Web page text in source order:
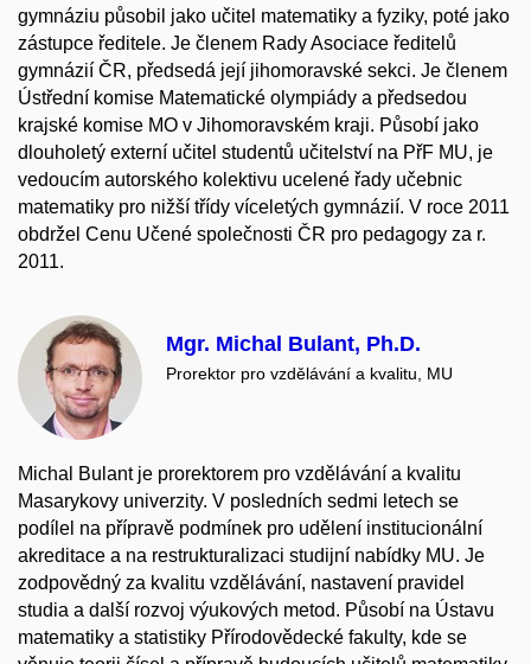
gymnáziu působil jako učitel matematiky a fyziky, poté jako
zástupce ředitele. Je členem Rady Asociace ředitelů
gymnázií ČR, předsedá její jihomoravské sekci. Je členem
Ústřední komise Matematické olympiády a předsedou
krajské komise MO v Jihomoravském kraji. Působí jako
dlouholetý externí učitel studentů učitelství na PřF MU, je
vedoucím autorského kolektivu ucelené řady učebnic
matematiky pro nižší třídy víceletých gymnázií. V roce 2011
obdržel Cenu Učené společnosti ČR pro pedagogy za r.
2011.
Mgr. Michal Bulant, Ph.D.
Prorektor pro vzdělávání a kvalitu, MU
Michal Bulant je prorektorem pro vzdělávání a kvalitu
Masarykovy univerzity. V posledních sedmi letech se
podílel na přípravě podmínek pro udělení institucionální
akreditace a na restrukturalizaci studijní nabídky MU. Je
zodpovědný za kvalitu vzdělávání, nastavení pravidel
studia a další rozvoj výukových metod. Působí na Ústavu
matematiky a statistiky Přírodovědecké fakulty, kde se